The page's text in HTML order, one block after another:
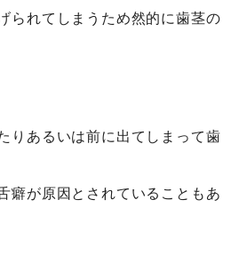
られてしまうため然的に歯茎の
りあるいは前に出てしまって歯
癖が原因とされていることもあ